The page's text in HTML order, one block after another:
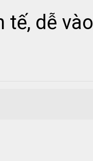
dễ vào